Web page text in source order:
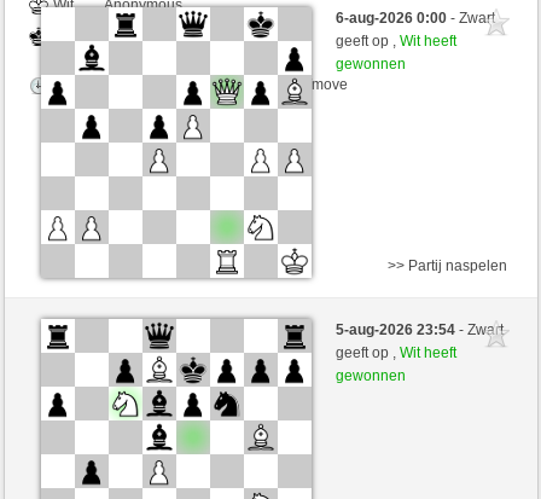
Wit
Anonymous
joske (1668)
Speelduur: 5 minutes/side + 8 seconds/move
6-aug-2026 0:00- Zwart
geeft op ,Wit heeft
gewonnen
Zwart
Retrodieter (1483) (-19)
Wit
joske (1660) (+8)
Speelduur: 5 minutes/side + 0 seconds/move
Partij telt mee voor de ranglijst
>> Partij naspelen
5-aug-2026 23:54- Zwart
geeft op ,Wit heeft
gewonnen